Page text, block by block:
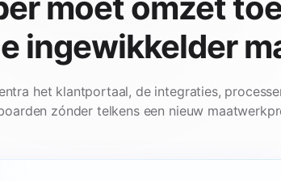
ingewikkelder
het klantportaal, de integraties,
zónder telkens een nieuw